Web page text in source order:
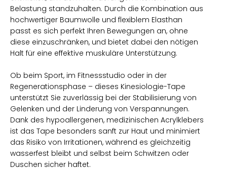
Belastung standzuhalten. Durch die Kombination aus
hochwertiger Baumwolle und flexiblem Elasthan
passt es sich perfekt Ihren Bewegungen an, ohne
diese einzuschränken, und bietet dabei den nötigen
Halt für eine effektive muskuläre Unterstützung.
Ob beim Sport, im Fitnessstudio oder in der
Regenerationsphase – dieses Kinesiologie-Tape
unterstützt Sie zuverlässig bei der Stabilisierung von
Gelenken und der Linderung von Verspannungen.
Dank des hypoallergenen, medizinischen Acrylklebers
ist das Tape besonders sanft zur Haut und minimiert
das Risiko von Irritationen, während es gleichzeitig
wasserfest bleibt und selbst beim Schwitzen oder
Duschen sicher haftet.